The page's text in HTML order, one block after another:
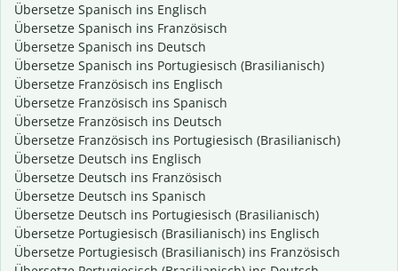
Übersetze Spanisch ins Englisch
Übersetze Spanisch ins Französisch
Übersetze Spanisch ins Deutsch
Übersetze Spanisch ins Portugiesisch (Brasilianisch)
Übersetze Französisch ins Englisch
Übersetze Französisch ins Spanisch
Übersetze Französisch ins Deutsch
Übersetze Französisch ins Portugiesisch (Brasilianisch)
Übersetze Deutsch ins Englisch
Übersetze Deutsch ins Französisch
Übersetze Deutsch ins Spanisch
Übersetze Deutsch ins Portugiesisch (Brasilianisch)
Übersetze Portugiesisch (Brasilianisch) ins Englisch
Übersetze Portugiesisch (Brasilianisch) ins Französisch